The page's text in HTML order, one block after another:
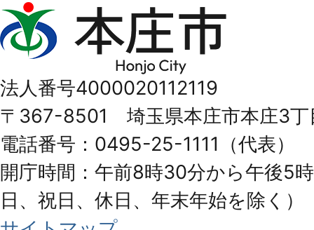
本
庄
Honjo
City
法人番号4000020112119
〒367-8501 埼玉県本庄市本庄3丁
電話番号：0495-25-1111（代表）
開庁時間：午前8時30分から午後5
日、祝日、休日、年末年始を除く）